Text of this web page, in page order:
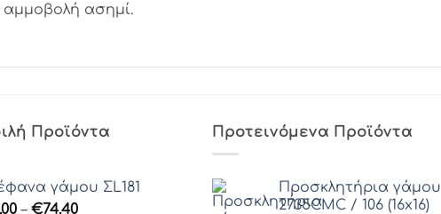
ασημί.
Προϊόντα
γάμου ΣL181
– €74.40Price
Προτεινόμενα Προϊόντα
Προσκλητήρια γάμου
2735CMC / 106 (16x16)